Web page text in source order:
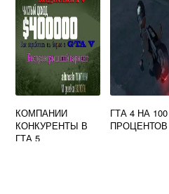
КОМПАНИИ
КОНКУРЕНТЫ В
ГТА 5
ГТА 4 НА 100
ПРОЦЕНТОВ